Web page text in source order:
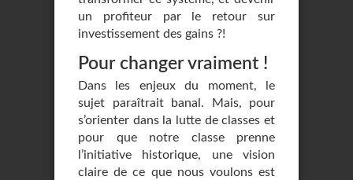
un profiteur par le retour sur
investissement des gains ?!
Pour changer vraiment !
Dans les enjeux du moment, le
sujet paraîtrait banal. Mais, pour
s’orienter dans la lutte de classes et
pour que notre classe prenne
l’initiative historique, une vision
claire de ce que nous voulons est